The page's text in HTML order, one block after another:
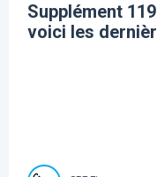
Supplément
voici les